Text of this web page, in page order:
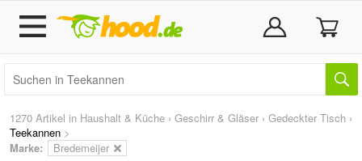
1270 Artikel in Haushalt & Küche › Geschirr & Gläser › Gedeckter Tisch ›
Teekannen >
Marke: Bredemeijer